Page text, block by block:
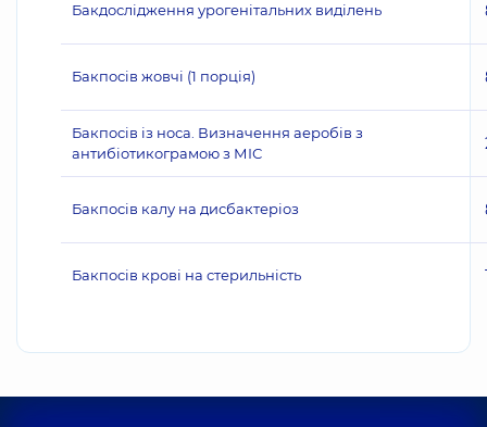
Бакдослідження урогенітальних виділень
Бакпосів жовчі (1 порція)
Бакпосів із носа. Визначення аеробів з
антибіотикограмою з МІС
Бакпосів калу на дисбактеріоз
Бакпосів крові на стерильність